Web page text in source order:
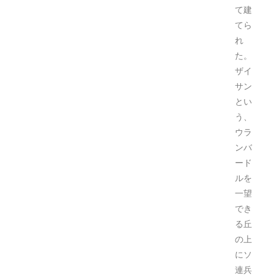
て建
てら
れ
た。
ザイ
サン
とい
う、
ウラ
ンバ
ード
ルを
一望
でき
る丘
の上
にソ
連兵